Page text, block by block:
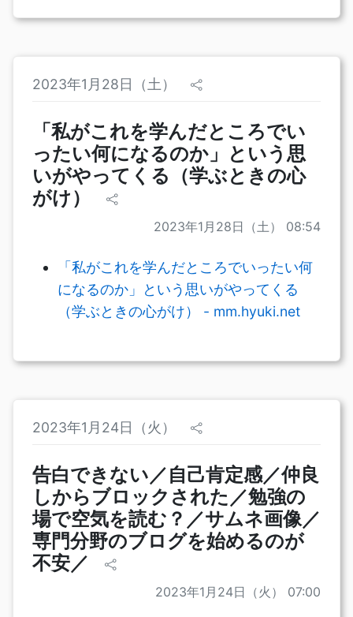
2023年1月28日（土）
「私がこれを学んだところでい
ったい何になるのか」という思
いがやってくる（学ぶときの心
がけ）
2023年1月28日（土） 08:54
「私がこれを学んだところでいったい何
になるのか」という思いがやってくる
（学ぶときの心がけ） - mm.hyuki.net
2023年1月24日（火）
告白できない／自己肯定感／仲良
しからブロックされた／勉強の
場で空気を読む？／サムネ画像／
専門分野のブログを始めるのが
不安／
2023年1月24日（火） 07:00